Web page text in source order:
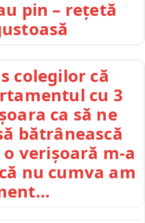
pin – rețetă
colegilor că
cu 3
ca să ne
bătrânească
verișoară m-a
nu cumva am